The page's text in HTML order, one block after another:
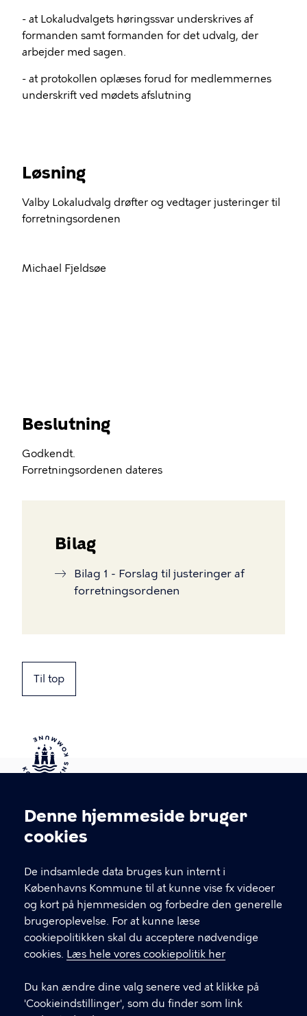
Cookieindstillinger
Denne hjemmeside bruger
cookies
De indsamlede data bruges kun internt i
Københavns Kommune til at kunne vise fx videoer
og kort på hjemmesiden og forbedre den generelle
brugeroplevelse. For at kunne læse
cookiepolitikken skal du acceptere nødvendige
cookies. Læs hele vores cookiepolitik her
Du kan ændre dine valg senere ved at klikke på
'Cookieindstillinger', som du finder som link
- at Lokaludvalgets høringssvar underskrives af
formanden samt formanden for det udvalg, der
arbejder med sagen.
- at protokollen oplæses forud for medlemmernes
underskrift ved mødets afslutning
Løsning
Valby Lokaludvalg drøfter og vedtager justeringer til
forretningsordenen
Michael Fjeldsøe
Beslutning
Godkendt.
Forretningsordenen dateres
Bilag
Bilag 1 - Forslag til justeringer af
forretningsordenen
Til top
Kontakt Københavns Kommune
T
fFind andre kontakter her
CVR-nummer64942212
GENVEJE
Digital Post